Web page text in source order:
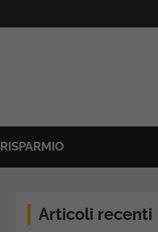
RISPARMIO
Articoli recenti